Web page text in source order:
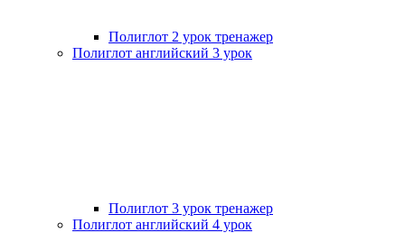
Полиглот 2 урок тренажер
Полиглот английский 3 урок
Полиглот 3 урок тренажер
Полиглот английский 4 урок